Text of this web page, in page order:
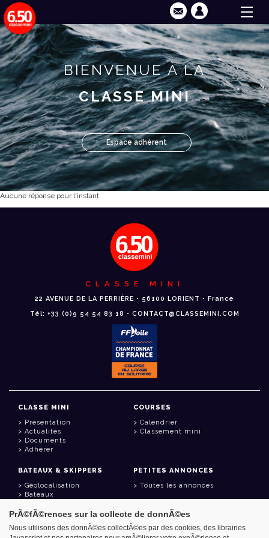
BIENVENUE À LA
CLASSE MINI
Espace adhérent
Aucune réponse pour l'instant.
CLASSE MINI
22 AVENUE DE LA PERRIÈRE • 56100 LORIENT • France
Tél: +33 (0)9 54 54 83 18 • CONTACT@CLASSEMINI.COM
CLASSE MINI
Présentation
Actualités
Documents
Adhérer
COURSES
Calendrier
Classement mini
BATEAUX & SKIPPERS
Géolocalisation
Bateaux
PETITES ANNONCES
Toutes les annonces
LIENS UTILES
PrÃ©fÃ©rences sur la collecte de donnÃ©es
Nous utilisons des donnÃ©es collectÃ©es par des cookies, des librairies